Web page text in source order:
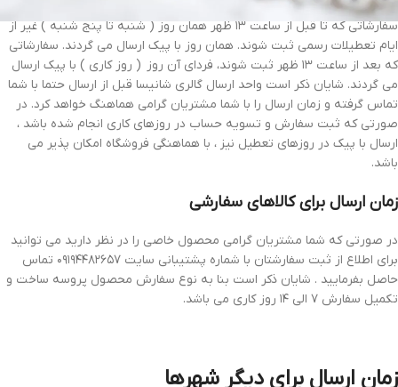
سفارشاتی که تا قبل از ساعت ۱۳ ظهر همان روز ( شنبه تا پنج شنبه ) غیر از
ایام تعطیلات رسمی ثبت شوند. همان روز با پیک ارسال می گردند. سفارشاتی
که بعد از ساعت ۱۳ ظهر ثبت شوند، فردای آن روز ( روز کاری ) با پیک ارسال
می گردند. شایان ذکر است واحد ارسال گالری شانیسا قبل از ارسال حتما با شما
تماس گرفته و زمان ارسال را با شما مشتریان گرامی هماهنگ خواهد کرد. در
صورتی که ثبت سفارش و تسویه حساب در روزهای کاری انجام شده باشد ،
ارسال با پیک در روزهای تعطیل نیز ، با هماهنگی فروشگاه امکان پذیر می
باشد.
زمان ارسال برای کالاهای سفارشی
در صورتی که شما مشتریان گرامی محصول خاصی را در نظر دارید می توانید
برای اطلاع از ثبت سفارشتان با شماره پشتیبانی سایت ۰۹۱۹۴۴۸۲۶۵۷ تماس
حاصل بفرمایید . شایان ذکر است بنا به نوع سفارش محصول پروسه ساخت و
تکمیل سفارش ۷ الی ۱۴ روز کاری می باشد.
زمان ارسال برای ديگر شهرها